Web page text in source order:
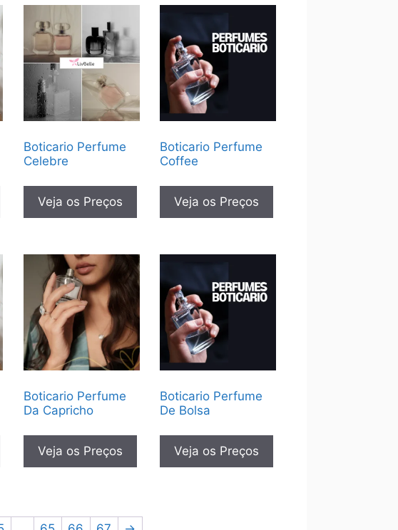
Boticario Perfume
Celebre
Veja os Preços
Boticario Perfume
Coffee
Veja os Preços
Boticario Perfume
Da Capricho
Veja os Preços
Boticario Perfume
De Bolsa
Veja os Preços